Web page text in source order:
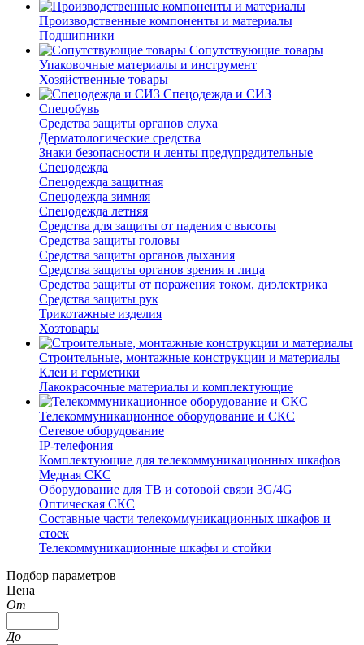
Производственные компоненты и материалы
Подшипники
Сопутствующие товары
Упаковочные материалы и инструмент
Хозяйственные товары
Спецодежда и СИЗ
Спецобувь
Средства защиты органов слуха
Дерматологические средства
Знаки безопасности и ленты предупредительные
Спецодежда
Спецодежда защитная
Спецодежда зимняя
Спецодежда летняя
Средства для защиты от падения с высоты
Средства защиты головы
Средства защиты органов дыхания
Средства защиты органов зрения и лица
Средства защиты от поражения током, диэлектрика
Средства защиты рук
Трикотажные изделия
Хозтовары
Строительные, монтажные конструкции и материалы
Клеи и герметики
Лакокрасочные материалы и комплектующие
Телекоммуникационное оборудование и СКС
Сетевое оборудование
IP-телефония
Комплектующие для телекоммуникационных шкафов
Медная СКС
Оборудование для ТВ и сотовой связи 3G/4G
Оптическая СКС
Составные части телекоммуникационных шкафов и
стоек
Телекоммуникационные шкафы и стойки
Подбор параметров
Цена
От
До